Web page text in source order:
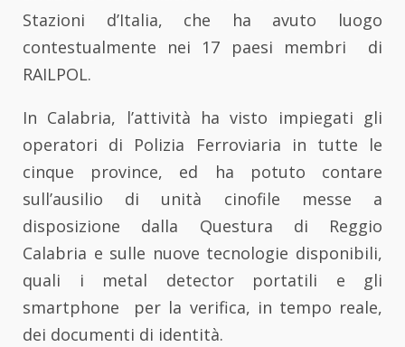
Stazioni d’Italia, che ha avuto luogo
contestualmente nei 17 paesi membri di
RAILPOL.
In Calabria, l’attività ha visto impiegati gli
operatori di Polizia Ferroviaria in tutte le
cinque province, ed ha potuto contare
sull’ausilio di unità cinofile messe a
disposizione dalla Questura di Reggio
Calabria e sulle nuove tecnologie disponibili,
quali i metal detector portatili e gli
smartphone per la verifica, in tempo reale,
dei documenti di identità.